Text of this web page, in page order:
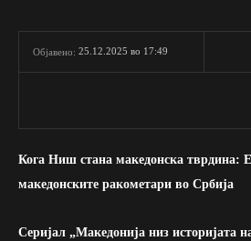
Објавено: 25.12.2025 во 17:49
Кога Ниш стана македонска тврдина:
македонските ракометари во Србија
Серијал „Македонија низ историјата